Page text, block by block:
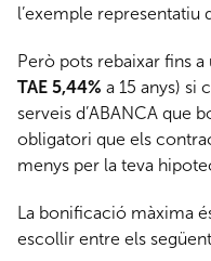
l’exemple representatiu
Però pots rebaixar fins a
TAE 5,44% a 15 anys) si
serveis d’ABANCA que
obligatori que els
menys per la teva
La bonificació màxima
escollir entre els